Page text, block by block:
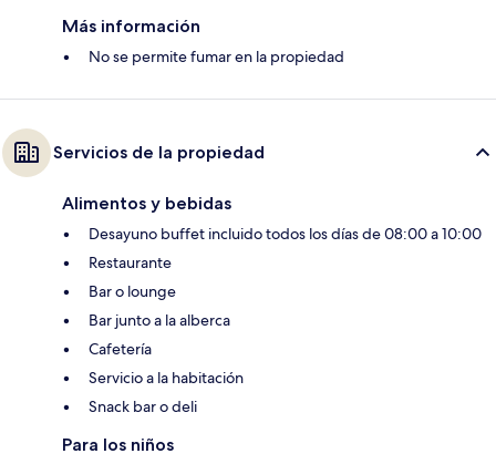
Más información
No se permite fumar en la propiedad
Servicios de la propiedad
Alimentos y bebidas
Desayuno buffet incluido todos los días de 08:00 a 10:00
Restaurante
Bar o lounge
Bar junto a la alberca
Cafetería
Servicio a la habitación
Snack bar o deli
Para los niños